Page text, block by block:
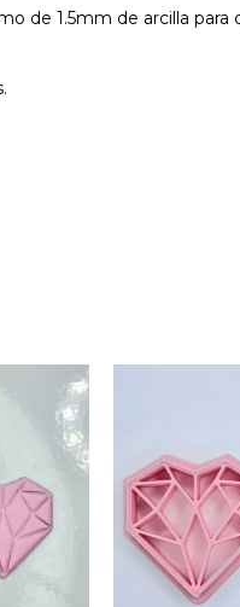
de 1.5mm de arcilla